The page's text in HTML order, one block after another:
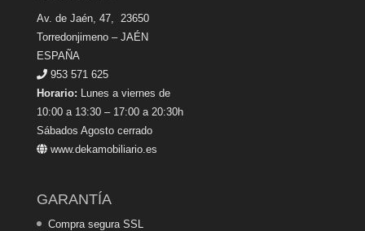
Av. de Jaén, 47, 23650
Torredonjimeno – JAÉN
ESPAÑA
953 571 625
Horario: Lunes a viernes de
10:00 a 13:30 – 17:00 a 20:30h
Sábados Agosto cerrado
www.dekamobiliario.es
GARANTÍA
Compra segura SSL